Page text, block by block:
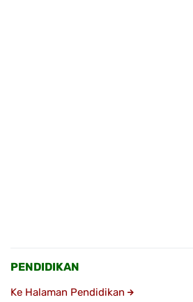
PENDIDIKAN
Ke Halaman Pendidikan